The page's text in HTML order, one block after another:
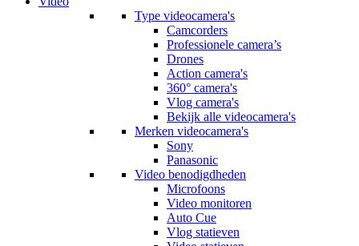
Type videocamera's
Camcorders
Professionele camera’s
Drones
Action camera's
360° camera's
Vlog camera's
Bekijk alle videocamera's
Merken videocamera's
Sony
Panasonic
Video benodigdheden
Microfoons
Video monitoren
Auto Cue
Vlog statieven